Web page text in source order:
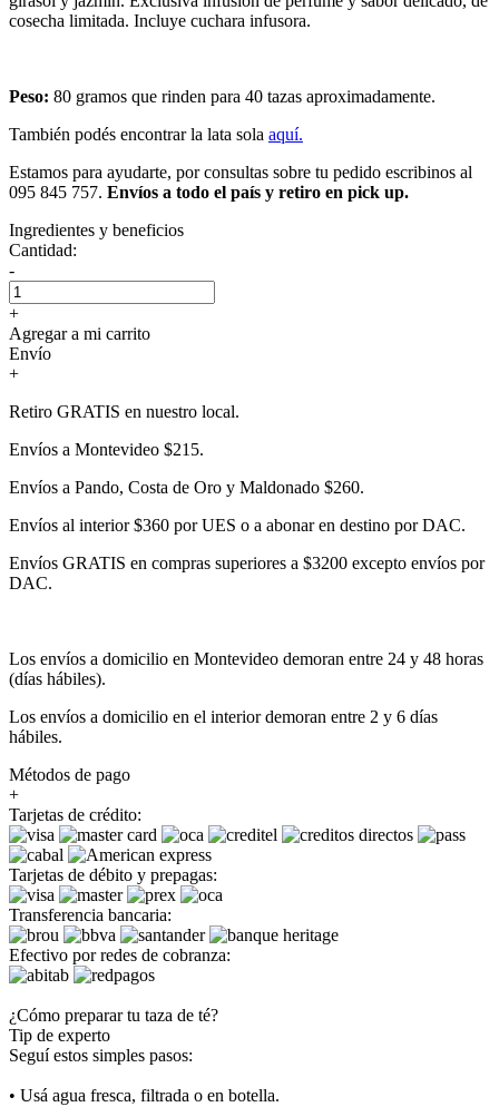
cosecha limitada. Incluye cuchara infusora.
Peso: 80 gramos que rinden para 40 tazas aproximadamente.
También podés encontrar la lata sola aquí.
Estamos para ayudarte, por consultas sobre tu pedido escribinos al
095 845 757. Envíos a todo el país y retiro en pick up.
Ingredientes y beneficios
Cantidad:
-
+
Agregar a mi carrito
Envío
+
Retiro GRATIS en nuestro local.
Envíos a Montevideo $215.
Envíos a Pando, Costa de Oro y Maldonado $260.
Envíos al interior $360 por UES o a abonar en destino por DAC.
Envíos GRATIS en compras superiores a $3200 excepto envíos por
DAC.
Los envíos a domicilio en Montevideo demoran entre 24 y 48 horas
(días hábiles).
Los envíos a domicilio en el interior demoran entre 2 y 6 días
hábiles.
Métodos de pago
+
Tarjetas de crédito:
Tarjetas de débito y prepagas:
Transferencia bancaria:
Efectivo por redes de cobranza:
¿Cómo preparar tu taza de té?
Tip de experto
Seguí estos simples pasos:
• Usá agua fresca, filtrada o en botella.